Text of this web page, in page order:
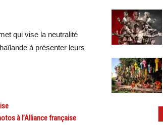
qui vise la neutralité
à présenter leurs
à l’Alliance française